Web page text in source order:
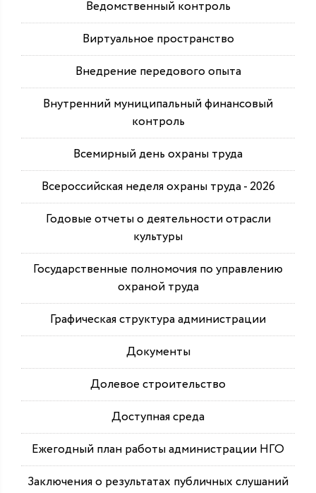
Ведомственный контроль
Виртуальное пространство
Внедрение передового опыта
Внутренний муниципальный финансовый
контроль
Всемирный день охраны труда
Всероссийская неделя охраны труда - 2026
Годовые отчеты о деятельности отрасли
культуры
Государственные полномочия по управлению
охраной труда
Графическая структура администрации
Документы
Долевое строительство
Доступная среда
Ежегодный план работы администрации НГО
Заключения о результатах публичных слушаний